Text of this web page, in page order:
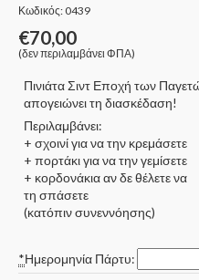
Κωδικός: 0439
€70,00
(δεν περιλαμβάνει ΦΠΑ)
Πινιάτα Σιντ Εποχή των
απογειώνει τη διασκέδαση!
Περιλαμβάνει:
+ σχοινί για να την κρεμάσετε
+ πορτάκι για να την γεμίσετε
+ κορδονάκια αν δε θέλετε να
τη σπάσετε
(κατόπιν συνεννόησης)
*Ημερομηνία Πάρτυ: